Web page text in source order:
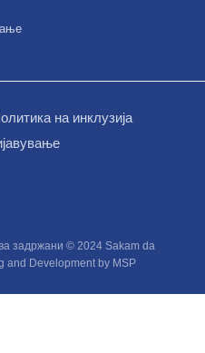
на инклузија
задржани © 2024 Sakam da
and Development by MSP